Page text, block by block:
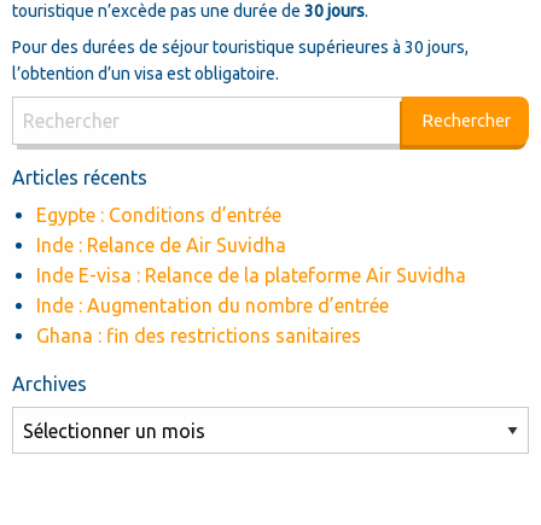
touristique n’excède pas une durée de 30 jours.
Pour des durées de séjour touristique supérieures à 30 jours,
l’obtention d’un visa est obligatoire.
Articles récents
Egypte : Conditions d’entrée
Inde : Relance de Air Suvidha
Inde E-visa : Relance de la plateforme Air Suvidha
Inde : Augmentation du nombre d’entrée
Ghana : fin des restrictions sanitaires
Archives